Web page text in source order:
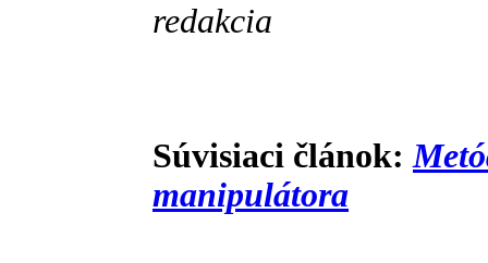
redakcia
Súvisiaci článok:
manipulátora